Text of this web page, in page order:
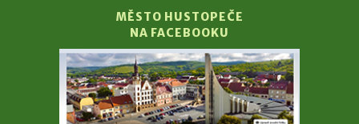
MĚSTO HUSTOPEČE
NA FACEBOOKU